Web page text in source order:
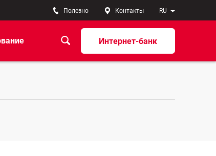
RU
Полезно Контакты
Интернет-банк